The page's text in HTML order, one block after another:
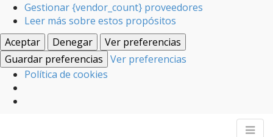
Gestionar {vendor_count} proveedores
Leer más sobre estos propósitos
Aceptar
Denegar
Ver preferencias
Guardar preferencias Ver preferencias
Política de cookies